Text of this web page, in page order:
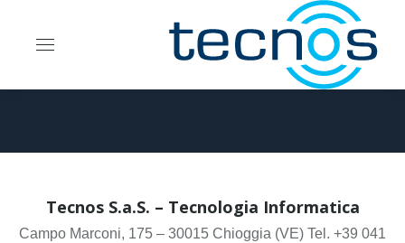
Tecnos S.a.S. – Tecnologia Informatica
Campo Marconi, 175 – 30015 Chioggia (VE) Tel. +39 041